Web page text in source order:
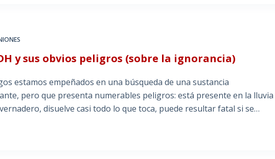
y sus obvios peligros (sobre la ignorancia)
estamos empeñados en una búsqueda de una sustancia
pero que presenta numerables peligros: está presente en la lluvia
disuelve casi todo lo que toca, puede resultar fatal si se…